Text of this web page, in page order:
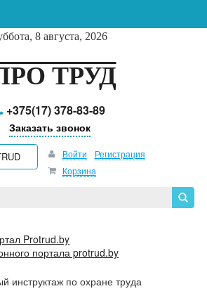
8 августа, 2026
ТРУД
+375(17) 378-83-89
Заказать звонок
Войти
Регистрация
Корзина
Protrud.by
портала protrud.by
инструктаж по охране труда